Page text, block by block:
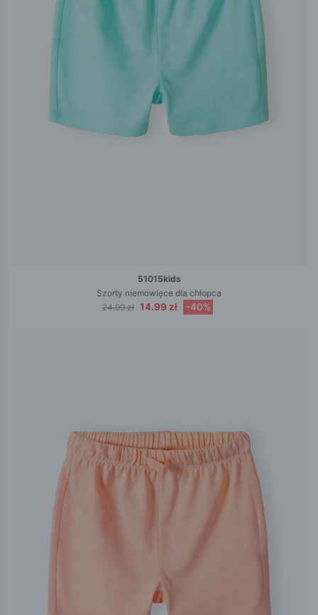
51015kids
Szorty niemowlęce dla chłopca
24.99 zł 14.99 zł -40%